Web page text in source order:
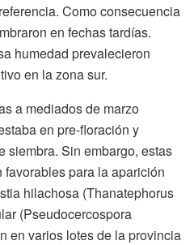
Como consecuencia
en fechas tardías.
humedad prevalecieron
en la zona sur.
a mediados de marzo
en pre-floración y
siembra. Sin embargo, estas
para la aparición
hilachosa (Thanatephorus
(Pseudocercospora
en varios lotes de la provincia